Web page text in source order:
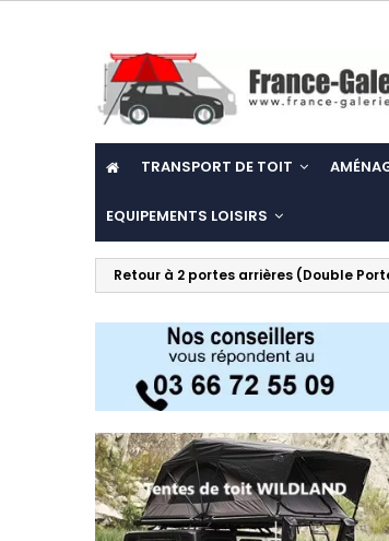
TRANSPORT DE TOIT
EQUIPEMENTS LOISIRS
Retour à 2 portes arrières (Double